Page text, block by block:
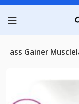
Mass Gainer